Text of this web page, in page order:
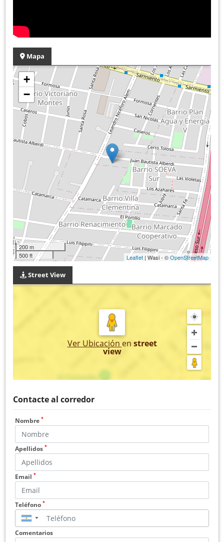
Mapa
+
−
200 m
500 ft
Leaflet | Wasi - ©OpenStreetMap
Street View
Ver Ubicación en street
view
Contacte al corredor
Nombre *
Apellidos *
Email *
Teléfono *
▼
Comentarios